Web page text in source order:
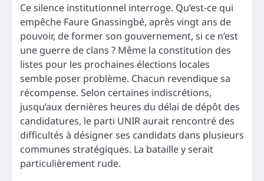
Ce silence institutionnel interroge. Qu’est-ce qui
empêche Faure Gnassingbé, après vingt ans de
pouvoir, de former son gouvernement, si ce n’est
une guerre de clans ? Même la constitution des
listes pour les prochaines élections locales
semble poser problème. Chacun revendique sa
récompense. Selon certaines indiscrétions,
jusqu’aux dernières heures du délai de dépôt des
candidatures, le parti UNIR aurait rencontré des
difficultés à désigner ses candidats dans plusieurs
communes stratégiques. La bataille y serait
particulièrement rude.